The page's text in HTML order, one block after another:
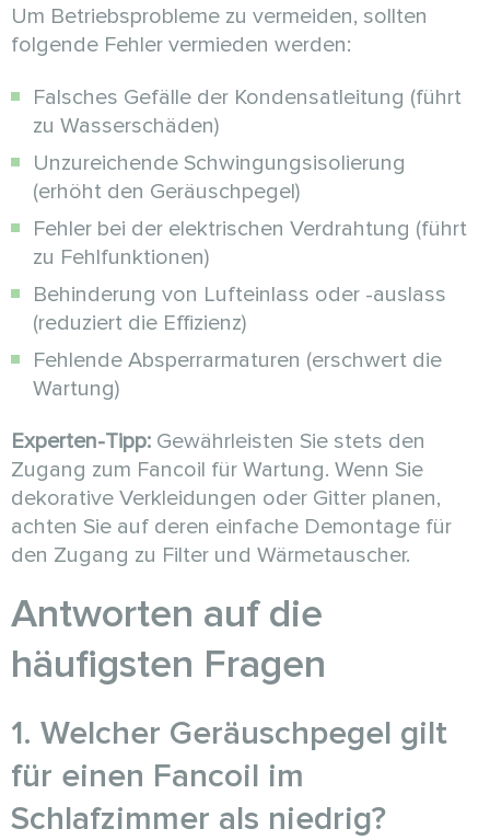
Um Betriebsprobleme zu vermeiden, sollten
folgende Fehler vermieden werden:
Falsches Gefälle der Kondensatleitung (führt
zu Wasserschäden)
Unzureichende Schwingungsisolierung
(erhöht den Geräuschpegel)
Fehler bei der elektrischen Verdrahtung (führt
zu Fehlfunktionen)
Behinderung von Lufteinlass oder -auslass
(reduziert die Effizienz)
Fehlende Absperrarmaturen (erschwert die
Wartung)
Experten-Tipp: Gewährleisten Sie stets den
Zugang zum Fancoil für Wartung. Wenn Sie
dekorative Verkleidungen oder Gitter planen,
achten Sie auf deren einfache Demontage für
den Zugang zu Filter und Wärmetauscher.
Antworten auf die
häufigsten Fragen
1. Welcher Geräuschpegel gilt
für einen Fancoil im
Schlafzimmer als niedrig?